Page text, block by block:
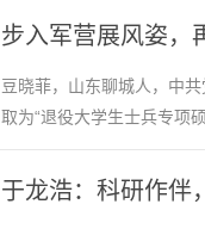
步入军营展风姿，
豆晓菲，山东聊城人，中
取为“退役大学生士兵专项
于龙浩：科研作伴